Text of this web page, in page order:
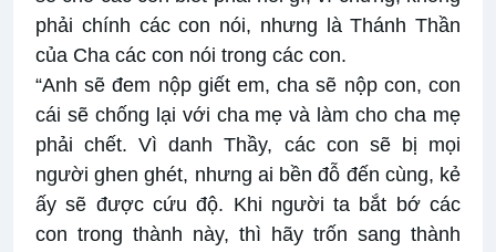
phải chính các con nói, nhưng là Thánh Thần
của Cha các con nói trong các con.
“Anh sẽ đem nộp giết em, cha sẽ nộp con, con
cái sẽ chống lại với cha mẹ và làm cho cha mẹ
phải chết. Vì danh Thầy, các con sẽ bị mọi
người ghen ghét, nhưng ai bền đỗ đến cùng, kẻ
ấy sẽ được cứu độ. Khi người ta bắt bớ các
con trong thành này, thì hãy trốn sang thành